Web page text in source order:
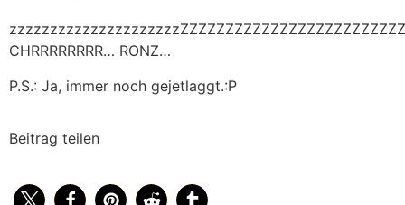
CHRRRRRRRR… RONZ…
P.S.: Ja, immer noch gejetlaggt.:P
Beitrag teilen